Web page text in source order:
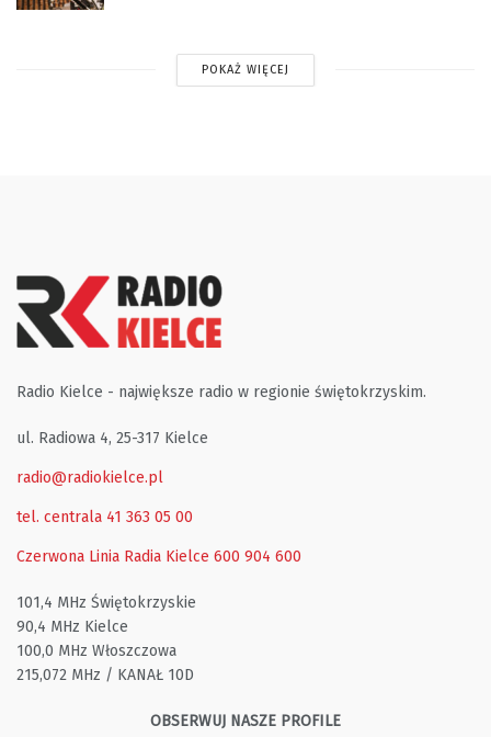
POKAŻ WIĘCEJ
Radio Kielce - największe radio w regionie świętokrzyskim.
ul. Radiowa 4, 25-317 Kielce
radio@radiokielce.pl
tel. centrala 41 363 05 00
Czerwona Linia Radia Kielce 600 904 600
101,4 MHz Świętokrzyskie
90,4 MHz Kielce
100,0 MHz Włoszczowa
215,072 MHz / KANAŁ 10D
OBSERWUJ NASZE PROFILE